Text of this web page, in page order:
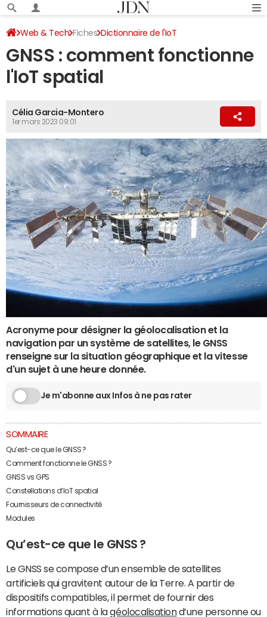
Web & Tech Fiches Dictionnaire de l'IoT
GNSS : comment fonctionne
l'IoT spatial
Célia Garcia-Montero
1er mars 2023 09:01
Acronyme pour désigner la géolocalisation et la
navigation par un système de satellites, le GNSS
renseigne sur la situation géographique et la vitesse
d'un sujet à une heure donnée.
Je m'abonne aux Infos à ne pas rater
SOMMAIRE
Qu’est-ce que le GNSS ?
Comment fonctionne le GNSS ?
GNSS vs GPS
Constellations d’IoT spatial
Fournisseurs de connectivité
Modules
Qu’est-ce que le GNSS ?
Le GNSS se compose d’un ensemble de satellites
artificiels qui gravitent autour de la Terre. A partir de
dispositifs compatibles, il permet de fournir des
informations quant à lagéolocalisationd’une personne ou